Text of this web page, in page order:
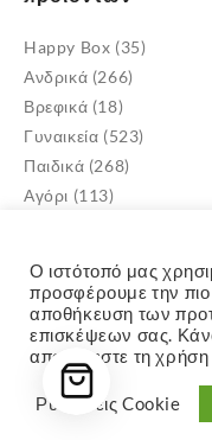
Happy Box (35)
Ανδρικά (266)
Βρεφικά (18)
Γυναικεία (523)
Παιδικά (268)
Αγόρι (113)
Ο ιστότοπό μας
προσφέρουμε την πιο
αποθήκευση των
επισκέψεων σας.
αποδέχεστε τη
Ρυθμίσεις Cookie